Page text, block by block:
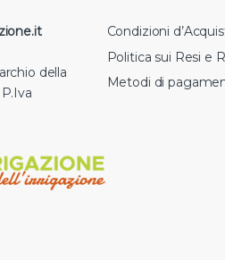
della
Condizioni
Politica sui Resi e
Metodi di